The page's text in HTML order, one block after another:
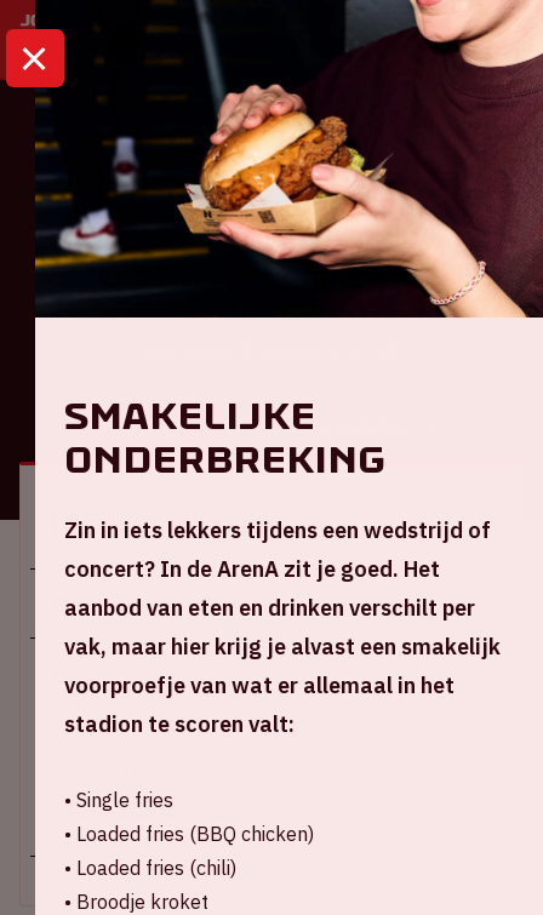
KALENDER AJAX - GALATASARAY
Champions League
Ajax - Galatasaray
ALGEMEEN BEZOEKERSINFORMATIE
Locatie en tijd
Wo 5 november 2025
Johan Cruijff ArenA
Stadion open: 19.30 uur
+ Voeg toe aan agenda
Smakelijke
onderbreking
Zin in iets lekkers tijdens een wedstrijd of
concert? In de ArenA zit je goed. Het
aanbod van eten en drinken verschilt per
vak, maar hier krijg je alvast een smakelijk
voorproefje van wat er allemaal in het
stadion te scoren valt:
• Single fries
• Loaded fries (BBQ chicken)
• Loaded fries (chili)
• Broodje kroket